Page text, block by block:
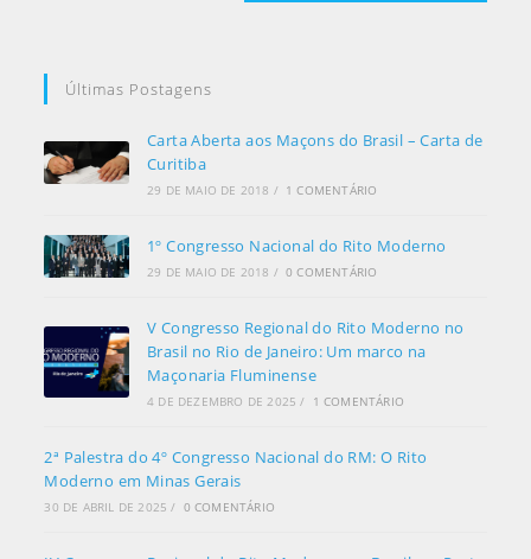
Últimas Postagens
Carta Aberta aos Maçons do Brasil – Carta de
Curitiba
29 DE MAIO DE 2018 / 1 COMENTÁRIO
1º Congresso Nacional do Rito Moderno
29 DE MAIO DE 2018 / 0 COMENTÁRIO
V Congresso Regional do Rito Moderno no
Brasil no Rio de Janeiro: Um marco na
Maçonaria Fluminense
4 DE DEZEMBRO DE 2025 / 1 COMENTÁRIO
2ª Palestra do 4º Congresso Nacional do RM: O Rito
Moderno em Minas Gerais
30 DE ABRIL DE 2025 / 0 COMENTÁRIO